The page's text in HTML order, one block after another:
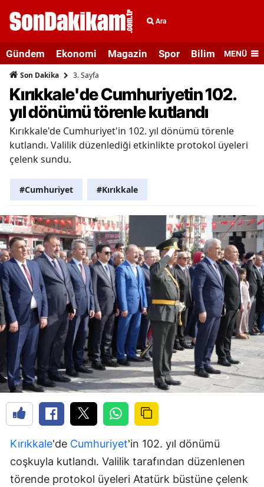
Ara
Gündem Ekonomi Magazin Spor Bilim veMENÜ
Son Dakika 3. Sayfa
Kırıkkale'de Cumhuriyetin 102.
yıl dönümü törenle kutlandı
Kırıkkale'de Cumhuriyet'in 102. yıl dönümü törenle
kutlandı. Valilik düzenlediği etkinlikte protokol üyeleri
çelenk sundu.
#Cumhuriyet #Kırıkkale
Kırıkkale'de Cumhuriyet'in 102. yıl dönümü
coşkuyla kutlandı. Valilik tarafından düzenlenen
törende protokol üyeleri Atatürk büstüne çelenk